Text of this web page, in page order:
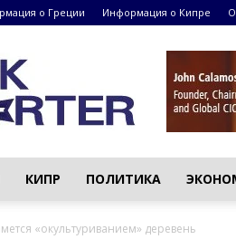
о Греции Информация о Кипре
Греческие
новости
–
greekreporter.com
КИПР ПОЛИТИКА
«окультуриванием» деревень